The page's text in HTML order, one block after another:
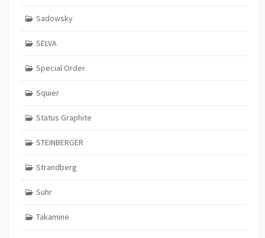
Sadowsky
SELVA
Special Order
Squier
Status Graphite
STEINBERGER
Strandberg
Suhr
Takamine